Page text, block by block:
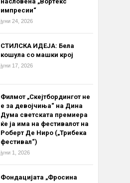
импресии“
јуни 24, 2026
СТИЛСКА ИДЕЈА: Бела
кошула со машки крој
јуни 17, 2026
Филмот „Скејтбордингот не
е за девојчиња“ на Дина
Дума светската премиера
ќе ја има на фестивалот на
Роберт Де Ниро („Трибека
фестивал“)
јуни 1, 2026
Фондацијата „Фросина